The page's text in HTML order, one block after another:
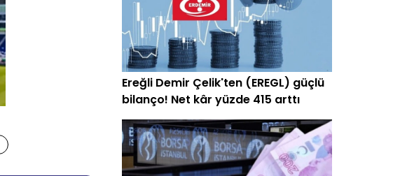
Ereğli Demir Çelik'ten (EREGL) güçlü
bilanço! Net kâr yüzde 415 arttı